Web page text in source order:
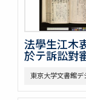
法學生江木
於テ訴訟對
東京大学文書館デ